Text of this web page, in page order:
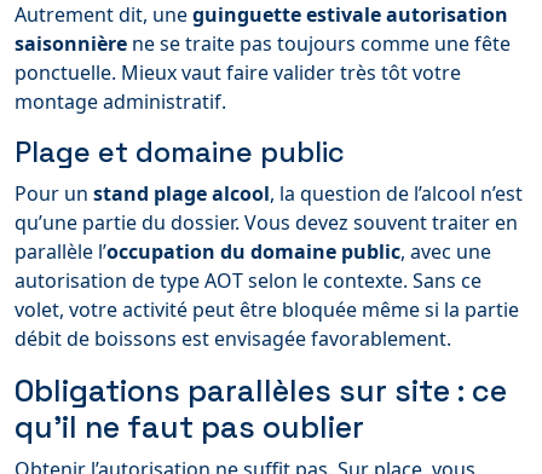
Autrement dit, uneguinguette estivale autorisation
saisonnière ne se traite pas toujours comme une fête
ponctuelle. Mieux vaut faire valider très tôt votre
montage administratif.
Plage et domaine public
Pour un stand plage alcool, la question de l’alcool n’est
qu’une partie du dossier. Vous devez souvent traiter en
parallèle l’occupation du domaine public, avec une
autorisation de type AOT selon le contexte. Sans ce
volet, votre activité peut être bloquée même si la partie
débit de boissons est envisagée favorablement.
Obligations parallèles sur site : ce
qu’il ne faut pas oublier